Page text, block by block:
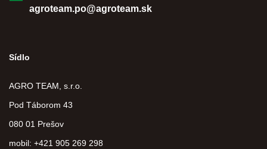
agroteam.po@agroteam.sk
Sídlo
AGRO TEAM, s.r.o.
Pod Táborom 43
080 01 Prešov
mobil: +421 905 269 298